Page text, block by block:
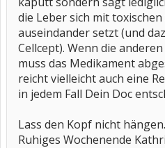
die Leber sich mit
auseindander setzt (und
Cellcept). Wenn die
muss das Medikament
reicht vielleicht auch eine
in jedem Fall Dein Doc
Lass den Kopf nicht hängen.
Ruhiges Wochenende